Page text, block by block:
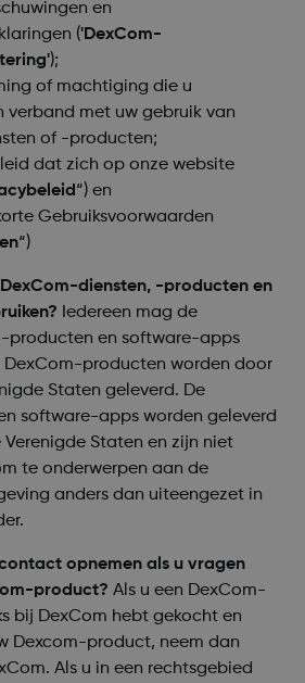
en
('DexCom-
);
of machtiging die u
verband met uw gebruik van
of -producten;
dat zich op onze website
“) en
Gebruiksvoorwaarden
“)
diensten, -producten en
Iedereen mag de
producten en software-apps
DexCom-producten worden door
Staten geleverd. De
software-apps worden geleverd
Staten en zijn niet
te onderwerpen aan de
anders dan uiteengezet in
opnemen als u vragen
product? Als u een DexCom-
bij DexCom hebt gekocht en
Dexcom-product, neem dan
Als u in een rechtsgebied